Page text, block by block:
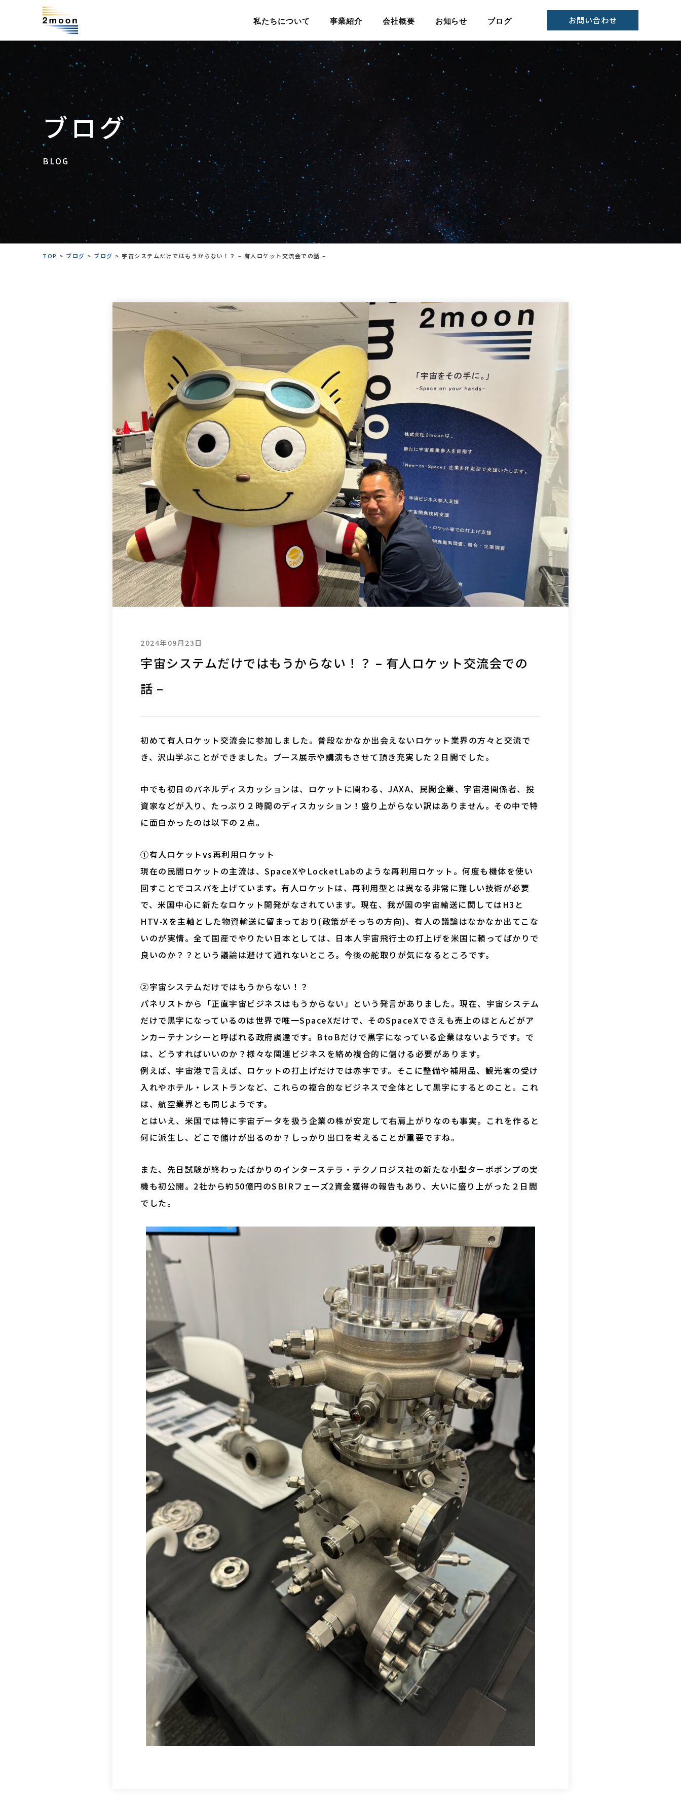
私たちについて 事業紹介 会社概要 お知らせ ブログ お問い合わせ
ブログ
BLOG
TOP > ブログ > ブログ > 宇宙システムだけではもうからない！？ – 有人ロケット交流会での話 –
2024年09月23日
宇宙システムだけではもうからない！？ – 有人ロケット交流会での
話 –
初めて有人ロケット交流会に参加しました。普段なかなか出会えないロケット業界の方々と交流で
き、沢山学ぶことができました。ブース展示や講演もさせて頂き充実した２日間でした。
中でも初日のパネルディスカッションは、ロケットに関わる、JAXA、民間企業、宇宙港関係者、投
資家などが入り、たっぷり２時間のディスカッション！盛り上がらない訳はありません。その中で特
に面白かったのは以下の２点。
①有人ロケットvs再利用ロケット
現在の民間ロケットの主流は、SpaceXやLocketLabのような再利用ロケット。何度も機体を使い
回すことでコスパを上げています。有人ロケットは、再利用型とは異なる非常に難しい技術が必要
で、米国中心に新たなロケット開発がなされています。現在、我が国の宇宙輸送に関してはH3と
HTV-Xを主軸とした物資輸送に留まっており(政策がそっちの方向)、有人の議論はなかなか出てこな
いのが実情。全て国産でやりたい日本としては、日本人宇宙飛行士の打上げを米国に頼ってばかりで
良いのか？？という議論は避けて通れないところ。今後の舵取りが気になるところです。
②宇宙システムだけではもうからない！？
パネリストから「正直宇宙ビジネスはもうからない」という発言がありました。現在、宇宙システム
だけで黒字になっているのは世界で唯一SpaceXだけで、そのSpaceXでさえも売上のほとんどがア
ンカーテナンシーと呼ばれる政府調達です。BtoBだけで黒字になっている企業はないようです。で
は、どうすればいいのか？様々な関連ビジネスを絡め複合的に儲ける必要があります。
例えば、宇宙港で言えば、ロケットの打上げだけでは赤字です。そこに整備や補用品、観光客の受け
入れやホテル・レストランなど、これらの複合的なビジネスで全体として黒字にするとのこと。これ
は、航空業界とも同じようです。
とはいえ、米国では特に宇宙データを扱う企業の株が安定して右肩上がりなのも事実。これを作ると
何に派生し、どこで儲けが出るのか？しっかり出口を考えることが重要ですね。
また、先日試験が終わったばかりのインターステラ・テクノロジス社の新たな小型ターボポンプの実
機も初公開。2社から約50億円のSBIRフェーズ2資金獲得の報告もあり、大いに盛り上がった２日間
でした。